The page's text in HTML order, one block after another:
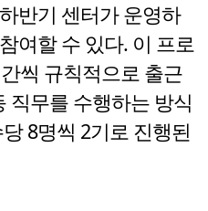
반기 센터가 운영하
여할 수 있다. 이 프로
씩 규칙적으로 출근
직무를 수행하는 방식
8명씩 2기로 진행된